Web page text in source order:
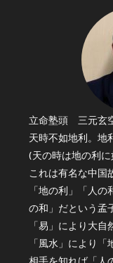
立命塾頭 三元玄
天時不如地利。地
(天の時は地の利
これは有名な中国
「地の利」「人
の和」だという孟
「易」により大
「風水」により